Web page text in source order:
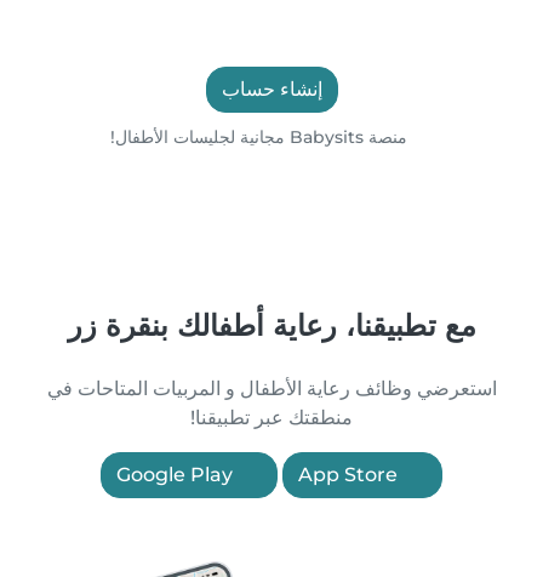
إنشاء حساب
منصة Babysits مجانية لجليسات الأطفال!
مع تطبيقنا، رعاية أطفالك بنقرة زر
استعرضي وظائف رعاية الأطفال و المربيات المتاحات في
منطقتك عبر تطبيقنا!